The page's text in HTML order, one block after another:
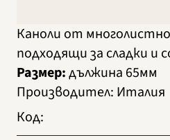
Каноли от
подходящи за сладки и
Размер:дължина 65мм
Производител: Италия
Код: